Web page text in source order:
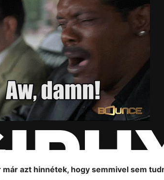
már azt hinnétek, hogy semmivel sem